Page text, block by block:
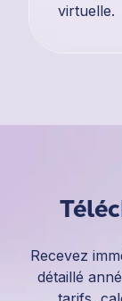
virtuelle.
Recevez
détaillé